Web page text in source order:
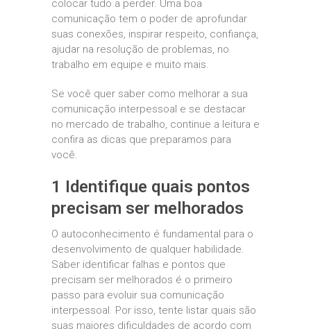
colocar tudo a perder. Uma boa
comunicação tem o poder de aprofundar
suas conexões, inspirar respeito, confiança,
ajudar na resolução de problemas, no
trabalho em equipe e muito mais.
Se você quer saber como melhorar a sua
comunicação interpessoal e se destacar
no mercado de trabalho, continue a leitura e
confira as dicas que preparamos para
você.
1 Identifique quais pontos
precisam ser melhorados
O autoconhecimento é fundamental para o
desenvolvimento de qualquer habilidade.
Saber identificar falhas e pontos que
precisam ser melhorados é o primeiro
passo para evoluir sua comunicação
interpessoal. Por isso, tente listar quais são
suas maiores dificuldades de acordo com